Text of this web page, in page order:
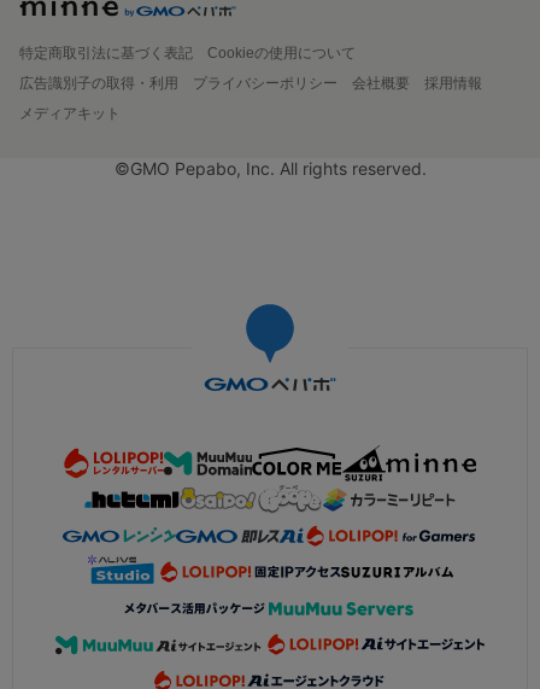
特定商取引法に基づく表記
Cookieの使用について
広告識別子の取得・利用
プライバシーポリシー 会社概要
採用情報
メディアキット
©GMO Pepabo, Inc. All rights reserved.